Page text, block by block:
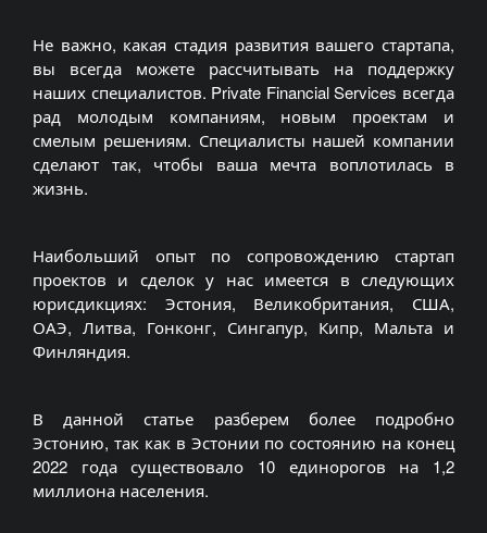
Не важно, какая стадия развития вашего стартапа,
вы всегда можете рассчитывать на поддержку
наших специалистов. Private Financial Services всегда
рад молодым компаниям, новым проектам и
смелым решениям. Специалисты нашей компании
сделают так, чтобы ваша мечта воплотилась в
жизнь.
Наибольший опыт по сопровождению стартап
проектов и сделок у нас имеется в следующих
юрисдикциях: Эстония, Великобритания, США,
ОАЭ, Литва, Гонконг, Сингапур, Кипр, Мальта и
Финляндия.
В данной статье разберем более подробно
Эстонию, так как в Эстонии по состоянию на конец
2022 года существовало 10 единорогов на 1,2
миллиона населения.